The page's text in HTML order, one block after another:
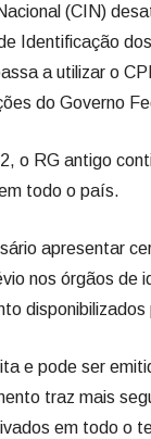
(CIN)
Identificação
a utilizar o
do Governo
o RG antigo
todo o país.
apresentar
nos órgãos de
e pode ser
traz mais
em todo o